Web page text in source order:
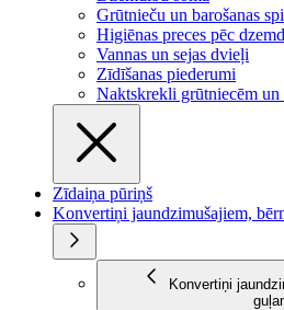
Grūtnieču un barošanas
Higiēnas preces pēc
Vannas un sejas dvieļi
Zīdīšanas piederumi
Naktskrekli grūtniecēm un
Zīdaiņa pūriņš
Konvertiņi jaundzimušajiem,
Konvertiņi